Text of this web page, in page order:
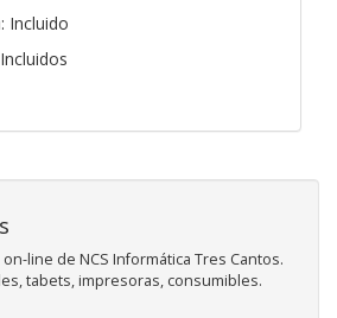
Incluido
line de NCS Informática Tres Cantos.
tabets, impresoras, consumibles.